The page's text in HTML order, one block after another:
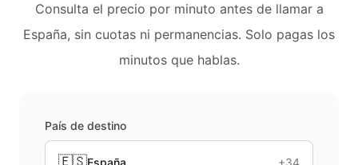
Consulta el precio por minuto antes de llamar a
España, sin cuotas ni permanencias. Solo pagas los
minutos que hablas.
País de destino
🇪🇸España +34